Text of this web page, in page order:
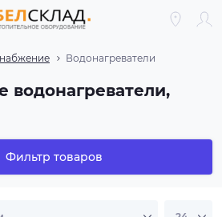
Водонагреватели
водонагреватели,
Фильтр товаров